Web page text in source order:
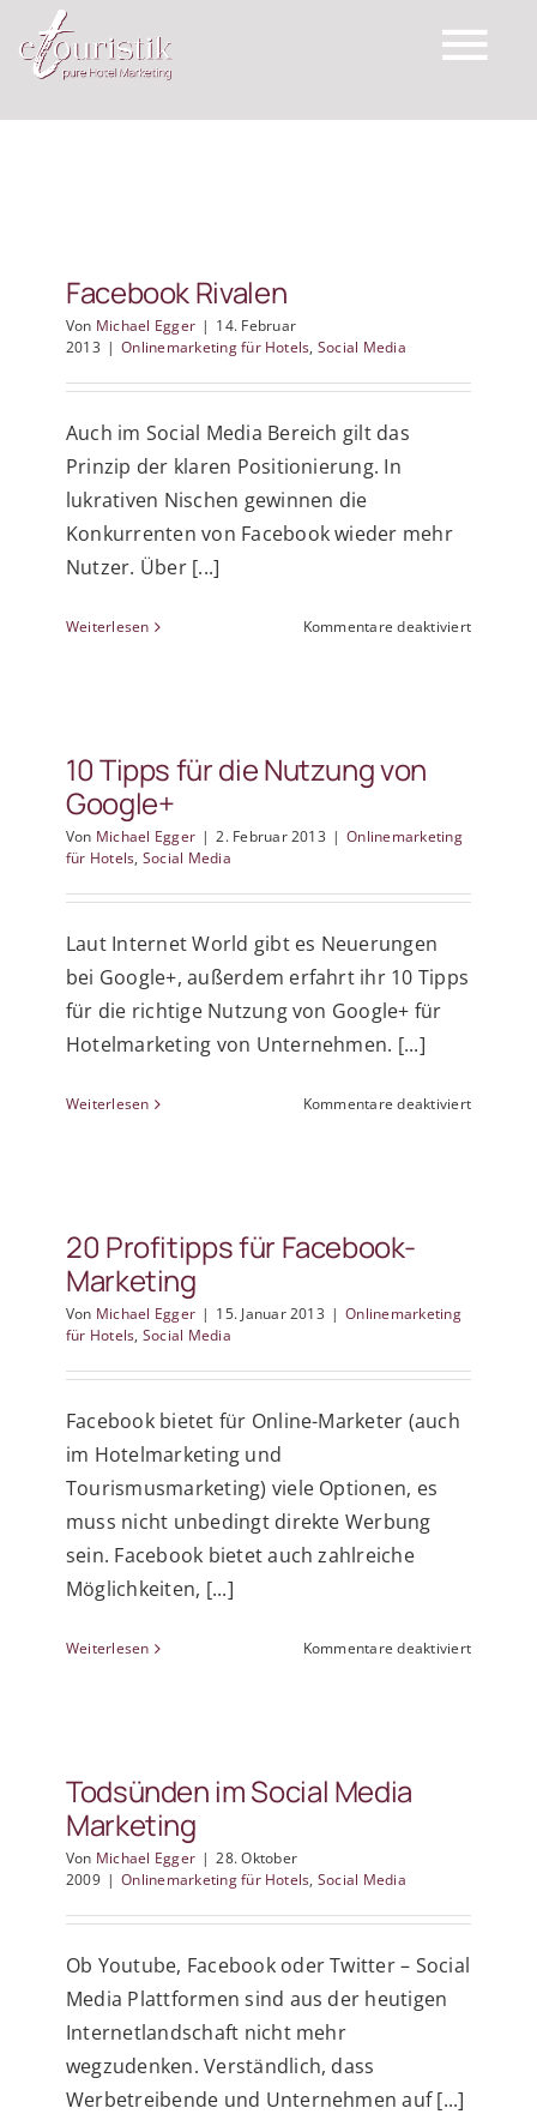
Inhalt
springen
Top Expertise
Schreiben Sie uns
Wichtige Links
Facebook Rivalen
Von Michael Egger | 14. Februar
2013 | Onlinemarketing für Hotels, Social Media
Auch im Social Media Bereich gilt das
Prinzip der klaren Positionierung. In
lukrativen Nischen gewinnen die
Konkurrenten von Facebook wieder mehr
Nutzer. Über [...]
Weiterlesen Kommentare deaktiviertfür
10 Tipps für die Nutzung von
Google+
Von Michael Egger | 2. Februar 2013 | Onlinemarketing
für Hotels, Social Media
Laut Internet World gibt es Neuerungen
bei Google+, außerdem erfahrt ihr 10 Tipps
für die richtige Nutzung von Google+ für
Hotelmarketing von Unternehmen. [...]
Weiterlesen Kommentare deaktiviertfür
20 Profitipps für Facebook-
Marketing
Von Michael Egger | 15. Januar 2013 | Onlinemarketing
für Hotels, Social Media
Facebook bietet für Online-Marketer (auch
im Hotelmarketing und
Tourismusmarketing) viele Optionen, es
muss nicht unbedingt direkte Werbung
sein. Facebook bietet auch zahlreiche
Möglichkeiten, [...]
Weiterlesen Kommentare deaktiviertfür
Todsünden im Social Media
Marketing
Von Michael Egger | 28. Oktober
2009 | Onlinemarketing für Hotels, Social Media
Ob Youtube, Facebook oder Twitter – Social
Media Plattformen sind aus der heutigen
Internetlandschaft nicht mehr
wegzudenken. Verständlich, dass
Werbetreibende und Unternehmen auf [...]